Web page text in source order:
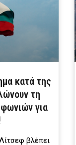
κατά της
τη
για
βλέπει